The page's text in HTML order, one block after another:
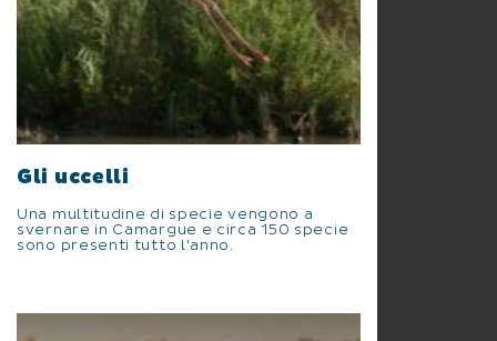
Gli uccelli
Una multitudine di specie vengono a
svernare in Camargue e circa 150 specie
sono presenti tutto l'anno.